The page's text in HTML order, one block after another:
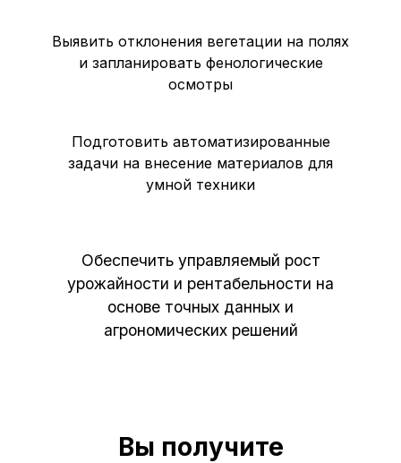
Выявить отклонения вегетации на полях
и запланировать фенологические
осмотры
Подготовить автоматизированные
задачи на внесение материалов для
умной техники
Обеспечить управляемый рост
урожайности и рентабельности на
основе точных данных и
агрономических решений
Вы получите